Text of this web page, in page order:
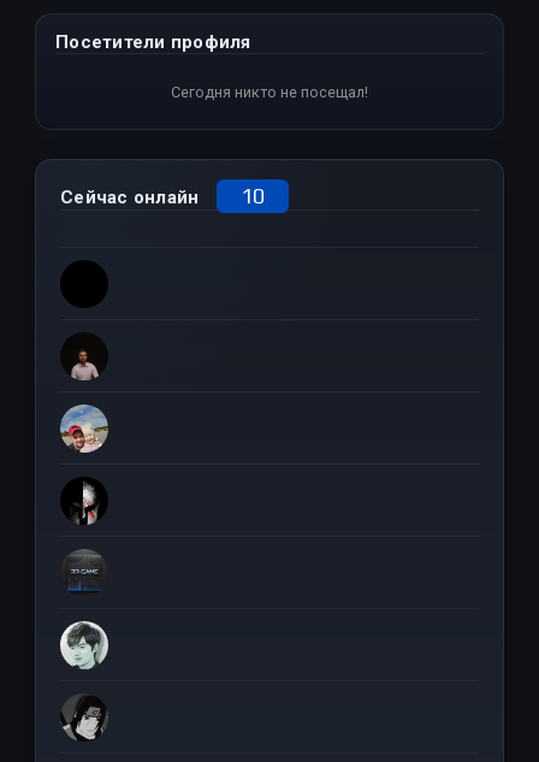
Посетители профиля
Сегодня никто не посещал!
Сейчас онлайн 10